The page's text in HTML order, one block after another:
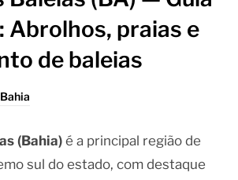
Abrolhos, praias e
de baleias
(Bahia)é a principal região de
sul do estado, com destaque